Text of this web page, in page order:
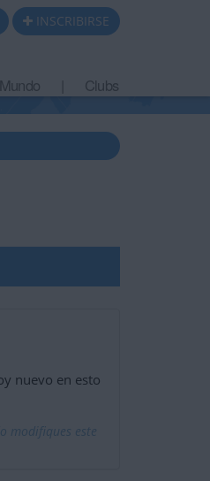
INSCRIBIRSE
Mundo Clubs
nuevo en esto
modifiques este